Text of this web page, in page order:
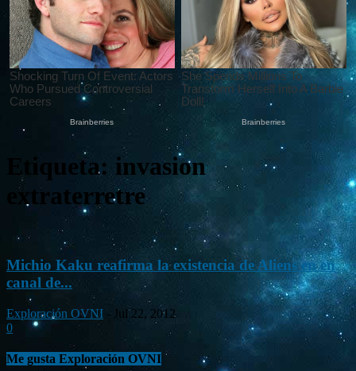
Etiqueta: invasion
extraterretre
Michio Kaku reafirma la existencia de Aliens en en
canal de...
Exploración OVNI - Jul 22, 2012
0
Me gusta Exploración OVNI